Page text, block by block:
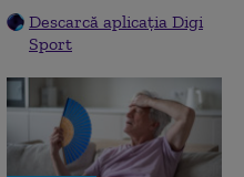
Descarcă aplicația Digi
Sport